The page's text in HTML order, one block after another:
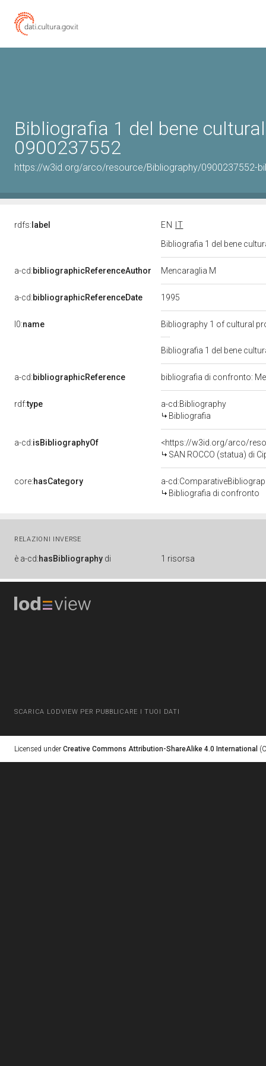
Bibliografia 1 del bene
0900237552
https://w3id.org/arco/resource/Bibliography/0900237552-
rdfs: label EN
IT
Bibliografia 1 del bene
a-cd:bibliographicReferenceAuthor Mencaraglia M
a-cd:bibliographicReferenceDate 1995
l0:name Bibliography 1 of cultural
Bibliografia 1 del bene
a-cd:bibliographicReference bibliografia di confronto:
rdf:type
a-cd:Bibliography
Bibliografia
a-cd:isBibliographyOf
<https://w3id.org/arco/
SAN ROCCO (statua) di
core:hasCategory
a-
Bibliografia di confronto
RELAZIONI INVERSE
è a-cd:hasBibliography di 1 risorsa
SCARICA LODVIEW PER PUBBLICARE I TUOI DATI
Licensed under Creative Commons Attribution-ShareAlike 4.0 International